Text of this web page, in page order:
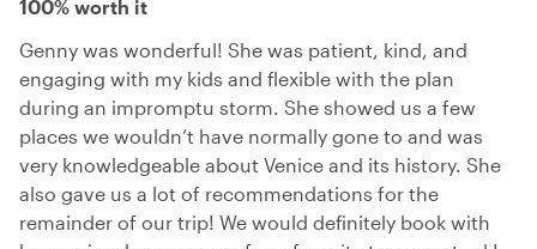
100% worth it
Genny was wonderful! She was patient, kind, and
engaging with my kids and flexible with the plan
during an impromptu storm. She showed us a few
places we wouldn’t have normally gone to and was
very knowledgeable about Venice and its history. She
also gave us a lot of recommendations for the
remainder of our trip! We would definitely book with